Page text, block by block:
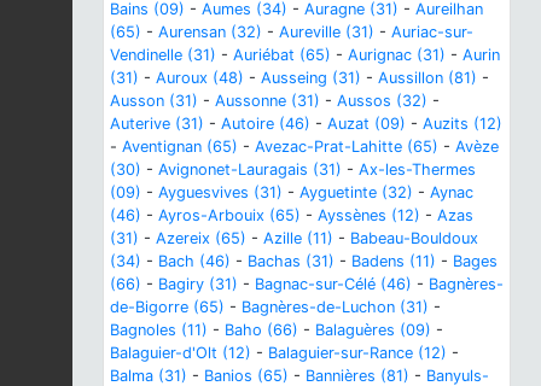
Bains (09) - Aumes (34) - Auragne (31) - Aureilhan
(65) - Aurensan (32) - Aureville (31) - Auriac-sur-
Vendinelle (31) - Auriébat (65) - Aurignac (31) - Aurin
(31) - Auroux (48) - Ausseing (31) - Aussillon (81) -
Ausson (31) - Aussonne (31) - Aussos (32) -
Auterive (31) - Autoire (46) - Auzat (09) - Auzits (12)
- Aventignan (65) - Avezac-Prat-Lahitte (65) - Avèze
(30) - Avignonet-Lauragais (31) - Ax-les-Thermes
(09) - Ayguesvives (31) - Ayguetinte (32) - Aynac
(46) - Ayros-Arbouix (65) - Ayssènes (12) - Azas
(31) - Azereix (65) - Azille (11) - Babeau-Bouldoux
(34) - Bach (46) - Bachas (31) - Badens (11) - Bages
(66) - Bagiry (31) - Bagnac-sur-Célé (46) - Bagnères-
de-Bigorre (65) - Bagnères-de-Luchon (31) -
Bagnoles (11) - Baho (66) - Balaguères (09) -
Balaguier-d'Olt (12) - Balaguier-sur-Rance (12) -
Balma (31) - Banios (65) - Bannières (81) - Banyuls-